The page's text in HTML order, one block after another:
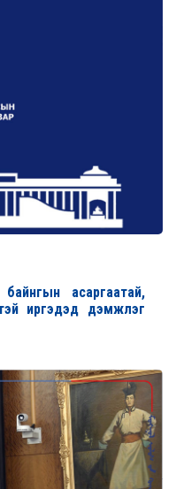
асаргаатай,
иргэдэд дэмжлэг